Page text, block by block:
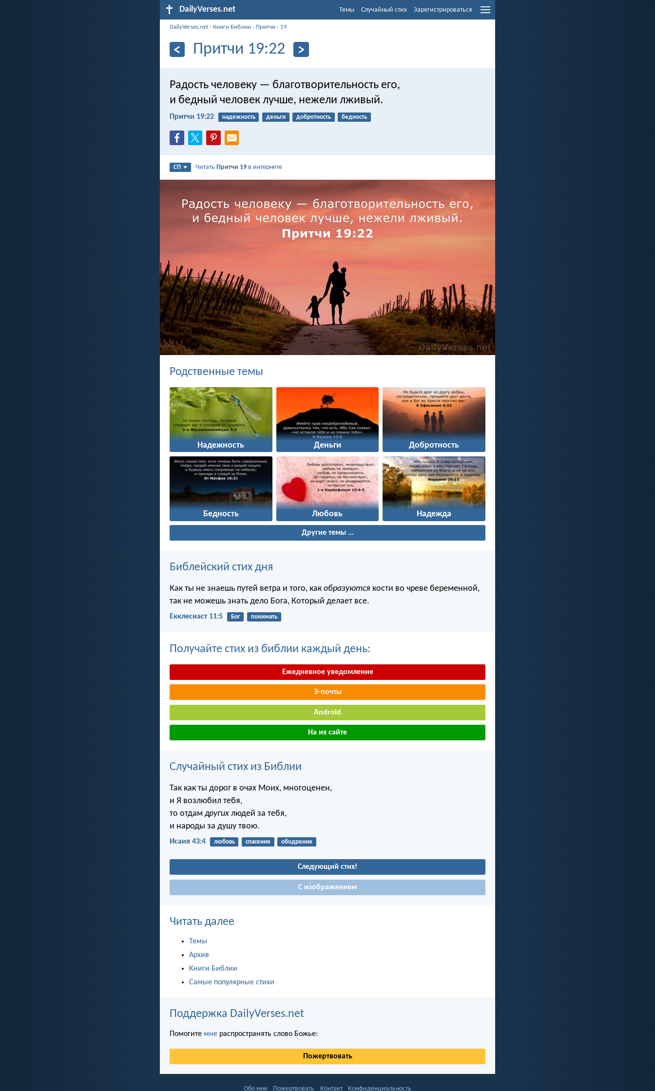
DailyVerses.net Темы Случайный стих Зарегистрироваться
DailyVerses.net ›Книги Библии › Притчи › 19
Притчи 19:22
Радость человеку — благотворительность его,
и бедный человек лучше, нежели лживый.
Притчи 19:22 надежность деньги добротность бедность
СП ЧитатьПритчи 19 в интернете
Родственные темы
Надежность Деньги Добротность
Бедность Любовь Надежда
Другие темы ...
Библейский стих дня
Как ты не знаешь путей ветра и того, как образуются кости во чреве беременной,
так не можешь знать дело Бога, Который делает все.
Екклесиаст 11:5 Бог понимать
Получайте стих из библии каждый день:
Ежедневное уведомление
Э-почты
Android
На их сайте
Случайный стих из Библии
Так как ты дорог в очах Моих, многоценен,
и Я возлюбил тебя,
то отдам других людей за тебя,
и народы за душу твою.
Исаия 43:4 любовь спасение ободрение
Следующий стих!
С изображением
Читать далее
Темы
Архив
Книги Библии
Самые популярные стихи
Поддержка DailyVerses.net
Помогите мне распространять слово Божье:
Пожертвовать
Обо мне Пожертвовать Контакт Конфиденциальность